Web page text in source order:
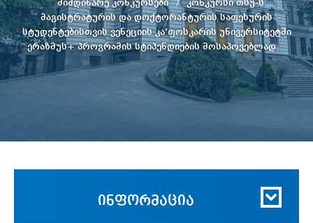
მიმდინარე კონკურსები
კონკურსი თსუ-ს
მაგისტრატურის და დოქტორანტურის საფეხურის
სტუდენტებისთვის ვენეციის კა’ფოსკარის უნივერსიტეტში
ერაზმუს+ პროგრამის სტიპენდიების მოსაპოვებლად
ინფორმაცია